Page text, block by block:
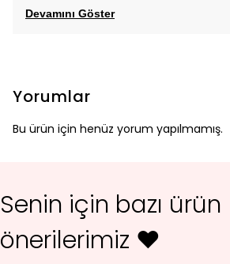
Devamını Göster
Yorumlar
Bu ürün için henüz yorum yapılmamış.
Senin için bazı ürün
önerilerimiz ♥